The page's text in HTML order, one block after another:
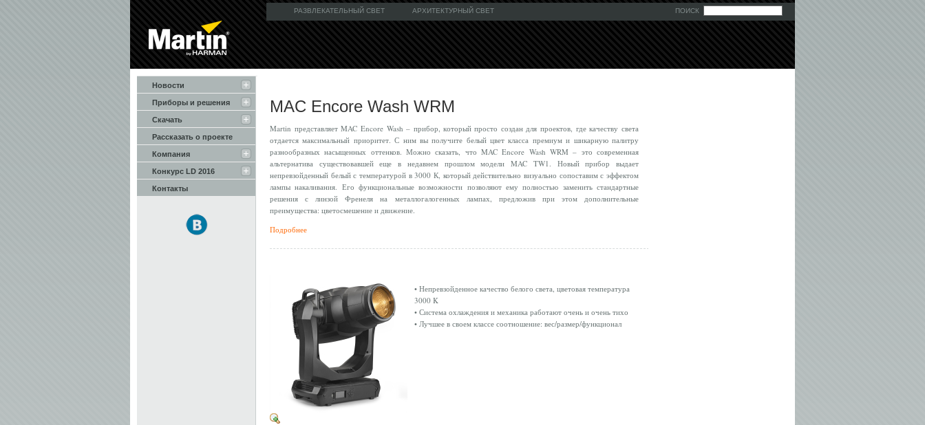
РАЗВЛЕКАТЕЛЬНЫЙ СВЕТ АРХИТЕКТУРНЫЙ СВЕТ ПОИСК
Новости
Приборы и решения
Скачать
Рассказать о проекте
Компания
Конкурс LD 2016
Контакты
MAC Encore Wash WRM
Martin представляет MAC Encore Wash – прибор, который просто создан для проектов, где качеству света
отдается максимальный приоритет. С ним вы получите белый цвет класса премиум и шикарную палитру
разнообразных насыщенных оттенков. Можно сказать, что MAC Encore Wash WRM – это современная
альтернатива существовавшей еще в недавнем прошлом модели MAC TW1. Новый прибор выдает
непревзойденный белый с температурой в 3000 К, который действительно визуально сопоставим с эффектом
лампы накаливания. Его функциональные возможности позволяют ему полностью заменить стандартные
решения с линзой Френеля на металлогалогенных лампах, предложив при этом дополнительные
преимущества: цветосмешение и движение.
Подробнее
• Непревзойденное качество белого света, цветовая температура
3000 K
• Система охлаждения и механика работают очень и очень тихо
• Лучшее в своем классе соотношение: вес/размер/функционал